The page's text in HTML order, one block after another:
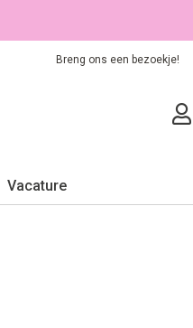
Breng ons een bezoekje!
Vacature